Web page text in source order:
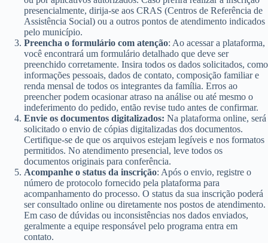
presencialmente, dirija-se aos CRAS (Centros de Referência de
Assistência Social) ou a outros pontos de atendimento indicados
pelo município.
Preencha o formulário com atenção: Ao acessar a plataforma,
você encontrará um formulário detalhado que deve ser
preenchido corretamente. Insira todos os dados solicitados, como
informações pessoais, dados de contato, composição familiar e
renda mensal de todos os integrantes da família. Erros ao
preencher podem ocasionar atraso na análise ou até mesmo o
indeferimento do pedido, então revise tudo antes de confirmar.
Envie os documentos digitalizados: Na plataforma online, será
solicitado o envio de cópias digitalizadas dos documentos.
Certifique-se de que os arquivos estejam legíveis e nos formatos
permitidos. No atendimento presencial, leve todos os
documentos originais para conferência.
Acompanhe o status da inscrição: Após o envio, registre o
número de protocolo fornecido pela plataforma para
acompanhamento do processo. O status da sua inscrição poderá
ser consultado online ou diretamente nos postos de atendimento.
Em caso de dúvidas ou inconsistências nos dados enviados,
geralmente a equipe responsável pelo programa entra em
contato.